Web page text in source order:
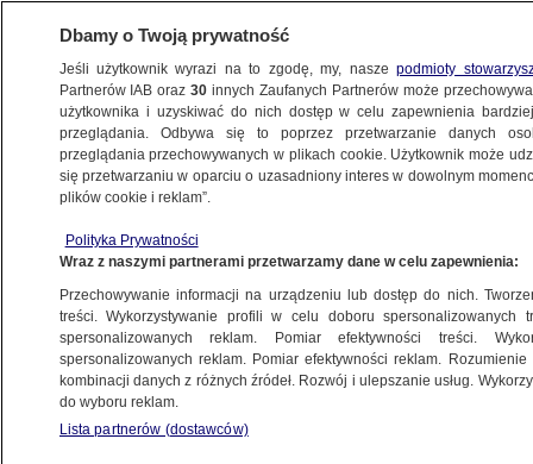
Dbamy o Twoją prywatność
Jeśli użytkownik wyrazi na to zgodę, my, naszepodmioty
Partnerów IAB oraz30 innych Zaufanych Partnerów może
użytkownika i uzyskiwać do nich dostęp w celu zapewnienia
przeglądania. Odbywa się to poprzez przetwarzanie danych
przeglądania przechowywanych w plikach cookie. Użytkownik może
się przetwarzaniu w oparciu o uzasadniony interes w dowolnym
plików cookie i reklam”.
Polityka Prywatności
Wraz z naszymi partnerami przetwarzamy dane w celu zapewnienia:
Przechowywanie informacji na urządzeniu lub dostęp do nich.
treści. Wykorzystywanie profili w celu doboru spersonalizowanych
spersonalizowanych reklam. Pomiar efektywności treści.
spersonalizowanych reklam. Pomiar efektywności reklam.
kombinacji danych z różnych źródeł. Rozwój i ulepszanie usług.
do wyboru reklam.
Lista partnerów (dostawców)